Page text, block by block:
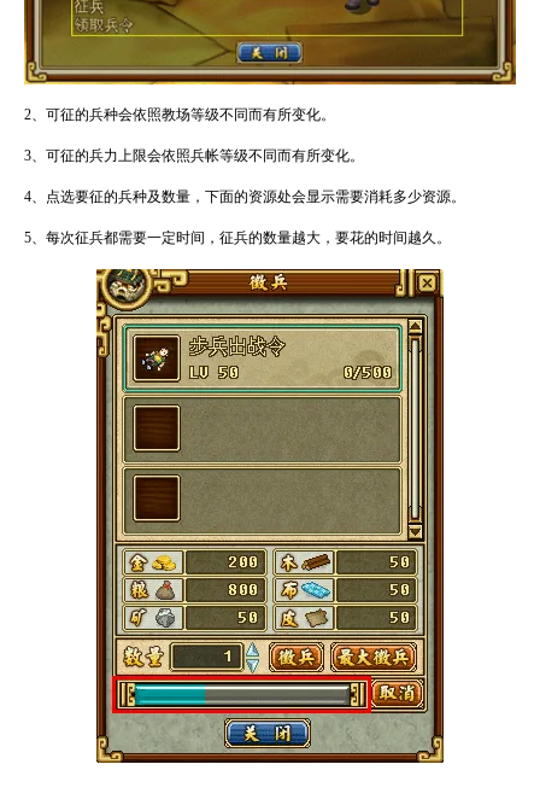
2、可征的兵种会依照教场等级不同而有所变化。
3、可征的兵力上限会依照兵帐等级不同而有所变化。
4、点选要征的兵种及数量，下面的资源处会显示需要消耗多少资源。
5、每次征兵都需要一定时间，征兵的数量越大，要花的时间越久。